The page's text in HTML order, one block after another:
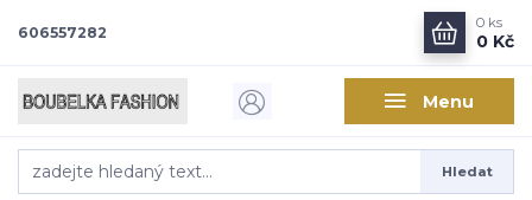
Menu
Hledat
606557282
0 ks
0 Kč